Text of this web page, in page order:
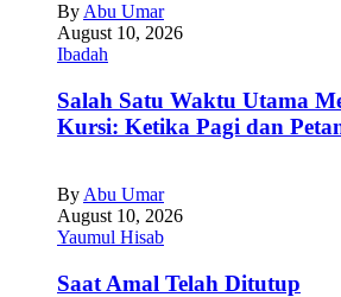
ByAbu Umar
August 10, 2026
Ibadah
Salah Satu Waktu Utama
Kursi: Ketika Pagi dan
By Abu Umar
August 10, 2026
Yaumul Hisab
Saat Amal Telah Ditutup